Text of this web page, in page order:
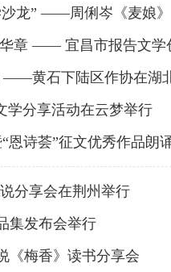
沙龙” ——周俐岑《麦娘
章 —— 宜昌市报告文学
——黄石下陆区作协在湖
学分享活动在云梦举行
恩诗荟”征文优秀作品朗
分享会在荆州举行
集发布会举行
《梅香》读书分享会